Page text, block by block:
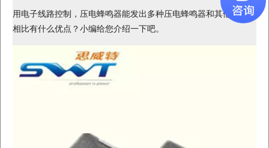
用电子线路控制，压电蜂鸣器能发出多种压电蜂鸣器和其他蜂鸣器
相比有什么优点？小编给您介绍一下吧。